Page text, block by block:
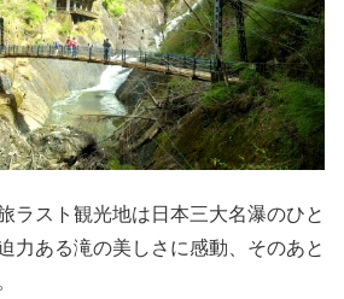
ラスト観光地は日本三大名瀑のひと
力ある滝の美しさに感動、そのあと